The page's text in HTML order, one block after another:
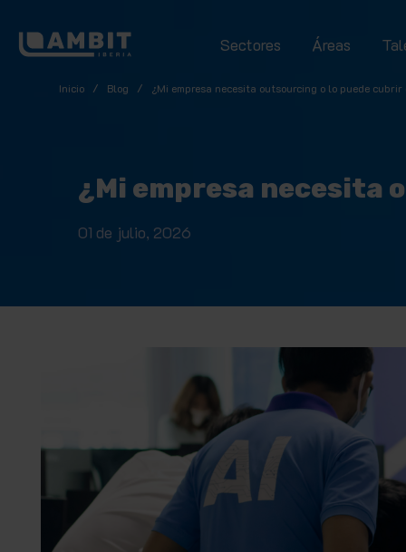
Sectores Áreas
Inicio / Blog / ¿Mi empresa necesita outsourcing o lo puede cubrir
¿Mi empresa necesita
01 de julio, 2026